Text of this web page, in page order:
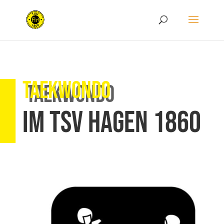
taekwondo
im TSV Hagen 1860